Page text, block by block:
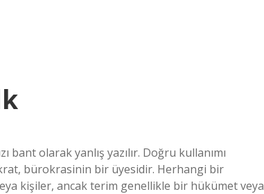
bant olarak yanlış yazılır. Doğru kullanımı
bürokrasinin bir üyesidir. Herhangi bir
kişiler, ancak terim genellikle bir hükümet veya